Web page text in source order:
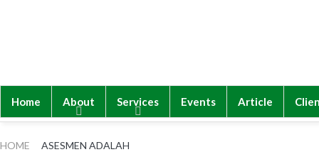
Home About Services Events Article
HOME ASESMEN ADALAH